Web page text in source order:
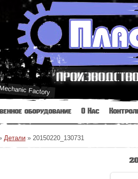
Factory
оборудование О Нас
Детали » 20150220_130731